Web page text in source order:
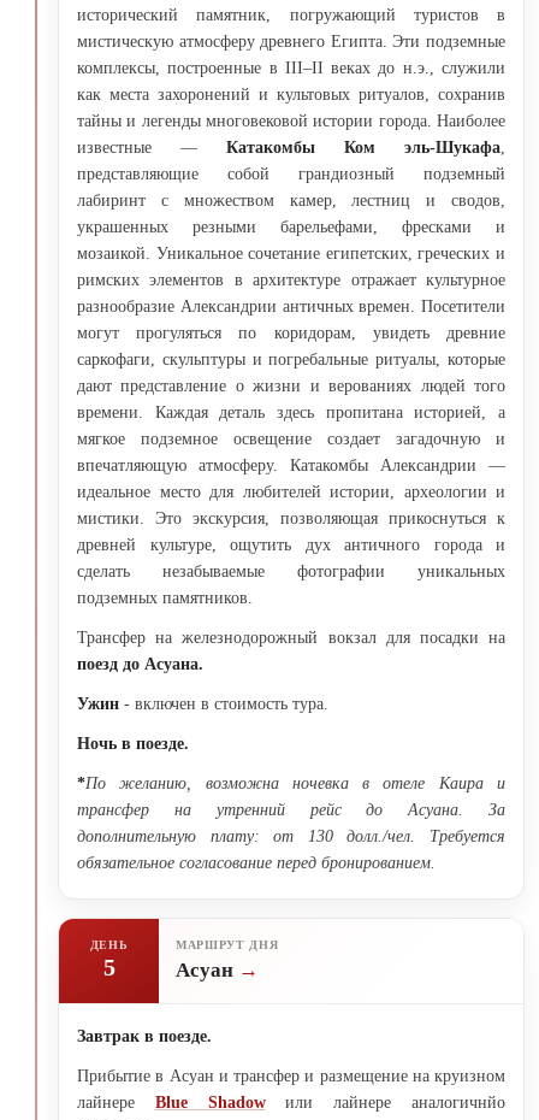
исторический памятник, погружающий туристов в
мистическую атмосферу древнего Египта. Эти подземные
комплексы, построенные в III–II веках до н.э., служили
как места захоронений и культовых ритуалов, сохранив
тайны и легенды многовековой истории города. Наиболее
известные — Катакомбы Ком эль-Шукафа
представляющие собой грандиозный подземный
лабиринт с множеством камер, лестниц и сводов,
украшенных резными барельефами, фресками и
мозаикой. Уникальное сочетание египетских, греческих и
римских элементов в архитектуре отражает культурное
разнообразие Александрии античных времен. Посетители
могут прогуляться по коридорам, увидеть древние
саркофаги, скульптуры и погребальные ритуалы, которые
дают представление о жизни и верованиях людей того
времени. Каждая деталь здесь пропитана историей, а
мягкое подземное освещение создает загадочную и
впечатляющую атмосферу. Катакомбы Александрии —
идеальное место для любителей истории, археологии и
мистики. Это экскурсия, позволяющая прикоснуться к
древней культуре, ощутить дух античного города и
сделать незабываемые фотографии уникальных
подземных памятников.
Трансфер на железнодорожный вокзал для посадки на
поезд до Асуана.
Ужин - включен в стоимость тура.
Ночь в поезде.
*По желанию, возможна ночевка в отеле Каира и
трансфер на утренний рейс до Асуана. За
дополнительную плату: от 130 долл./чел. Требуется
обязательное согласование перед бронированием.
ДЕНЬ
5
МАРШРУТ ДНЯ
Асуан
Завтрак в поезде.
Прибытие в Асуан и трансфер и размещение на круизном
лайнере Blue Shadowили лайнере аналогичнйо